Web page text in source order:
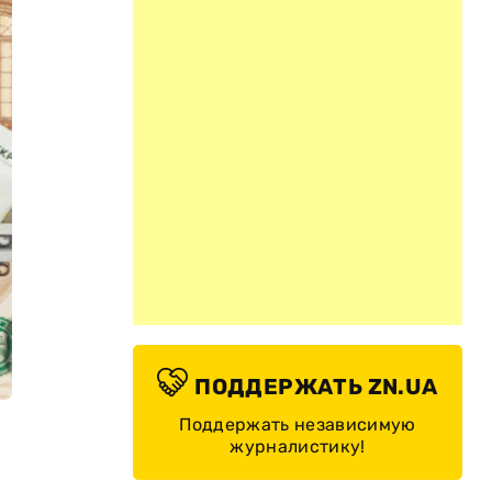
ПОДДЕРЖАТЬ ZN.UA
Поддержать независимую
журналистику!